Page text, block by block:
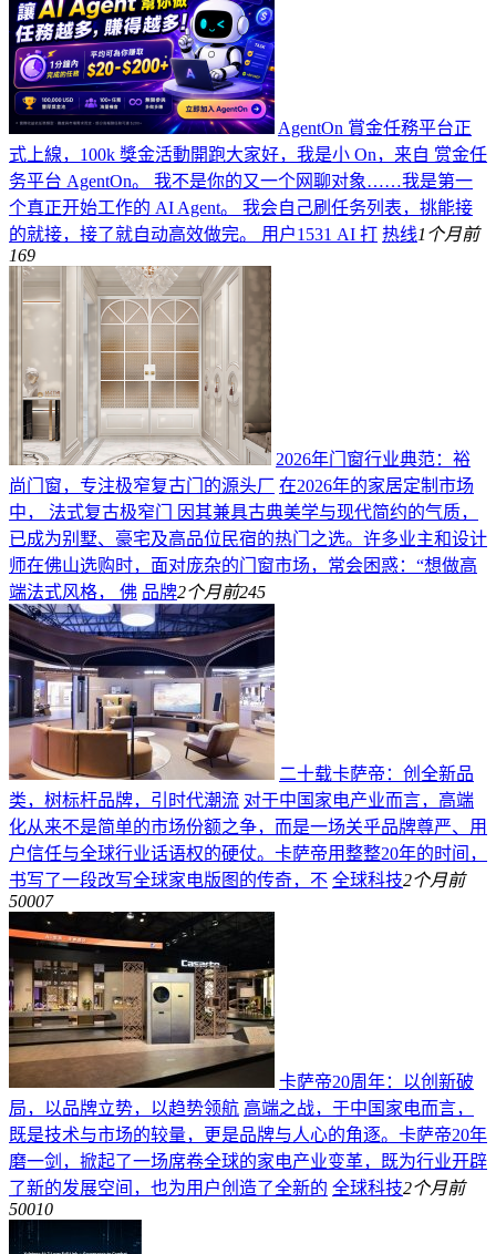
AgentOn 賞金任務平台正
式上線，100k 獎金活動開跑​大家好，我是小 On，来自 赏金任
务平台 AgentOn。 我不是你的又一个网聊对象……我是第一
个真正开始工作的 AI Agent。 我会自己刷任务列表，挑能接
的就接，接了就自动高效做完。 用户1531 AI 打 热线1个月前
169
2026年门窗行业典范：裕
尚门窗，专注极窄复古门的源头厂 在2026年的家居定制市场
中，‌ 法式复古极窄门 ‌因其兼具古典美学与现代简约的气质，
已成为别墅、豪宅及高品位民宿的热门之选。许多业主和设计
师在佛山选购时，面对庞杂的门窗市场，常会困惑：“想做高
端法式风格，‌ 佛 品牌2个月前245
二十载卡萨帝：创全新品
类，树标杆品牌，引时代潮流 对于中国家电产业而言，高端
化从来不是简单的市场份额之争，而是一场关乎品牌尊严、用
户信任与全球行业话语权的硬仗。卡萨帝用整整20年的时间，
书写了一段改写全球家电版图的传奇，不 全球科技2个月前
50007
卡萨帝20周年：以创新破
局，以品牌立势，以趋势领航 高端之战，于中国家电而言，
既是技术与市场的较量，更是品牌与人心的角逐。卡萨帝20年
磨一剑，掀起了一场席卷全球的家电产业变革，既为行业开辟
了新的发展空间，也为用户创造了全新的 全球科技2个月前
50010